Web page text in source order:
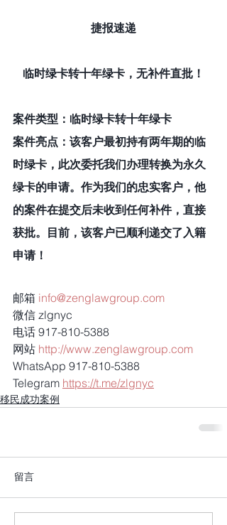
捷报速递
临时绿卡转十年绿卡，无补件直批！
案件类型：临时绿卡转十年绿卡
案件亮点：该客户最初持有两年期的临
时绿卡，此次委托我们办理转换为永久
绿卡的申请。作为我们的忠实客户，他
的案件在提交后未收到任何补件，直接
获批。目前，该客户已顺利递交了入籍
申请！
邮箱 info@zenglawgroup.com
微信 zlgnyc
电话 917-810-5388
网站 http://www.zenglawgroup.com
WhatsApp 917-810-5388
Telegram https://t.me/zlgnyc
移民成功案例
留言